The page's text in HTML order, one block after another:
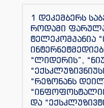
1 დეკემბერს
როდამი
ტელეკომპანია
“ლიდერის”,
“რეზონანს
და